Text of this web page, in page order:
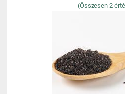
(Összesen 2